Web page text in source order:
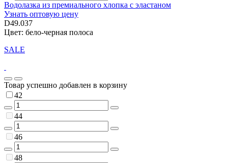
Водолазка из премиального хлопка с эластаном
Узнать оптовую цену
D49.037
Цвет: бело-черная полоса
SALE
Товар успешно добавлен в корзину
42
44
46
48